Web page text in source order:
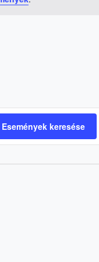
Események keresése